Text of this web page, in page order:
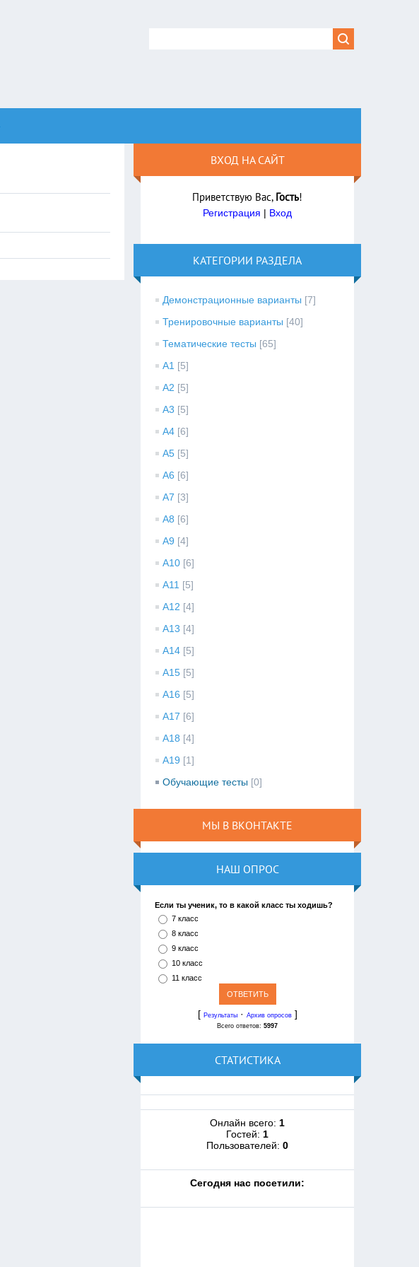
ВХОД НА САЙТ
Приветствую Вас, Гость!
Регистрация | Вход
КАТЕГОРИИ РАЗДЕЛА
Демонстрационные варианты [7]
Тренировочные варианты [40]
Тематические тесты [65]
A1 [5]
A2 [5]
A3 [5]
A4 [6]
A5 [5]
A6 [6]
A7 [3]
A8 [6]
A9 [4]
A10 [6]
A11 [5]
A12 [4]
A13 [4]
A14 [5]
A15 [5]
A16 [5]
A17 [6]
A18 [4]
A19 [1]
Обучающие тесты [0]
МЫ В ВКОНТАКТЕ
НАШ ОПРОС
Если ты ученик, то в какой класс ты ходишь?
7 класс
8 класс
9 класс
10 класс
11 класс
[ Результаты· Архив опросов]
Всего ответов:5997
СТАТИСТИКА
Онлайн всего: 1
Гостей: 1
Пользователей:0
Cегодня нас посетили: